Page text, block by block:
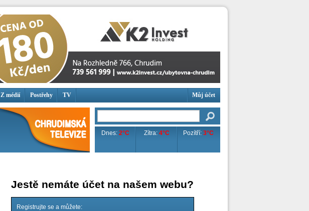
Z médií Postřehy TV Můj účet
Dnes:2°C Zítra:4°C Pozítří: 3°C
Jestě nemáte účet na našem webu?
Registrujte se a můžete: